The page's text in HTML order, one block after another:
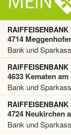
4714
Bank und
4633 Kematen
Bank und
4724 Neukirchen
Bank und